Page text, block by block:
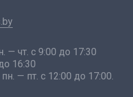
— чт. с 9:00 до 17:30
16:30
— пт. с 12:00 до 17:00.